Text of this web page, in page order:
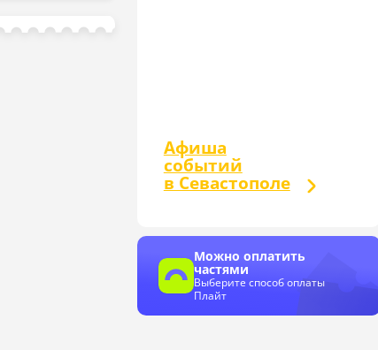
Афиша
событий
в Севастополе
Можно оплатить
частями
Выберите способ оплаты
Плайт